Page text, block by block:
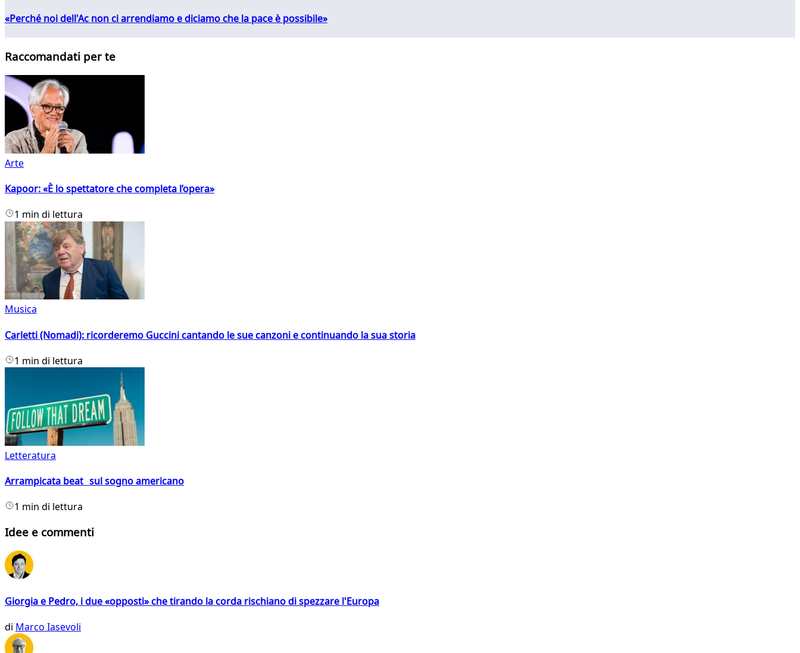
«Perché noi dell'Ac non ci arrendiamo e diciamo che la pace è possibile»
Raccomandati per te
Arte
Kapoor: «È lo spettatore che completa l’opera»
1 min di lettura
Musica
Carletti (Nomadi): ricorderemo Guccini cantando le sue canzoni e continuando la sua storia
1 min di lettura
Letteratura
Arrampicata beat sul sogno americano
1 min di lettura
Idee e commenti
Giorgia e Pedro, i due «opposti» che tirando la corda rischiano di spezzare l'Europa
di Marco Iasevoli